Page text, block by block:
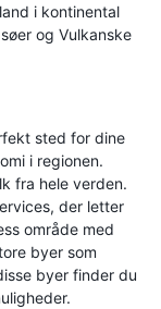
i kontinental
og Vulkanske
sted for dine
i regionen.
fra hele verden.
der letter
område med
byer som
byer finder du